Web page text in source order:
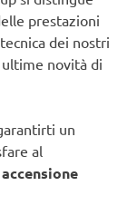
prestazioni
dei nostri
novità di
un
al